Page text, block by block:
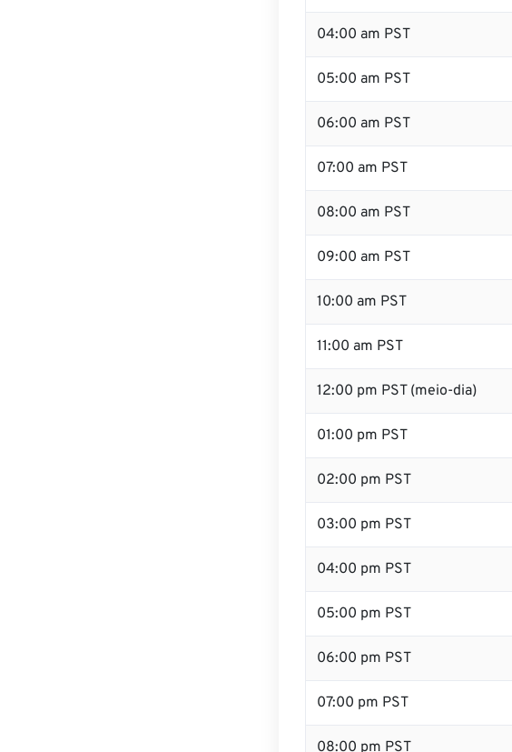
04:00 am PST
05:00 am PST
06:00 am PST
07:00 am PST
08:00 am PST
09:00 am PST
10:00 am PST
11:00 am PST
12:00 pm PST (meio-dia)
01:00 pm PST
02:00 pm PST
03:00 pm PST
04:00 pm PST
05:00 pm PST
06:00 pm PST
07:00 pm PST
08:00 pm PST